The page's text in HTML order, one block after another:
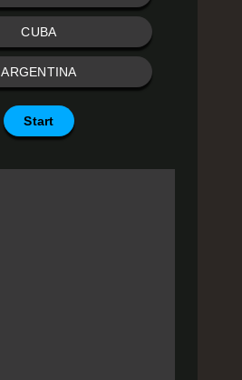
CUBA
ARGENTINA
Start